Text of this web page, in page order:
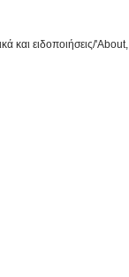
και ειδοποιήσεις/'About,